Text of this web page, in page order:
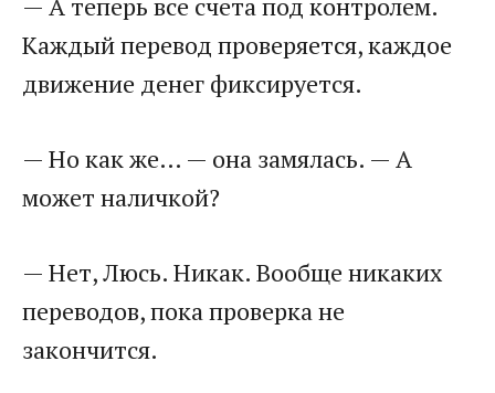
— А теперь все счета под контролем.
Каждый перевод проверяется, каждое
движение денег фиксируется.
— Но как же… — она замялась. — А
может наличкой?
— Нет, Люсь. Никак. Вообще никаких
переводов, пока проверка не
закончится.